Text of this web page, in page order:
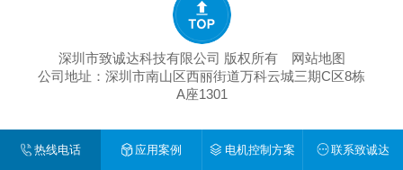
深圳市致诚达科技有限公司 版权所有 网站地图
公司地址：深圳市南山区西丽街道万科云城三期C区8栋
A座1301
热线电话 应用案例 电机控制方案 联系致诚达